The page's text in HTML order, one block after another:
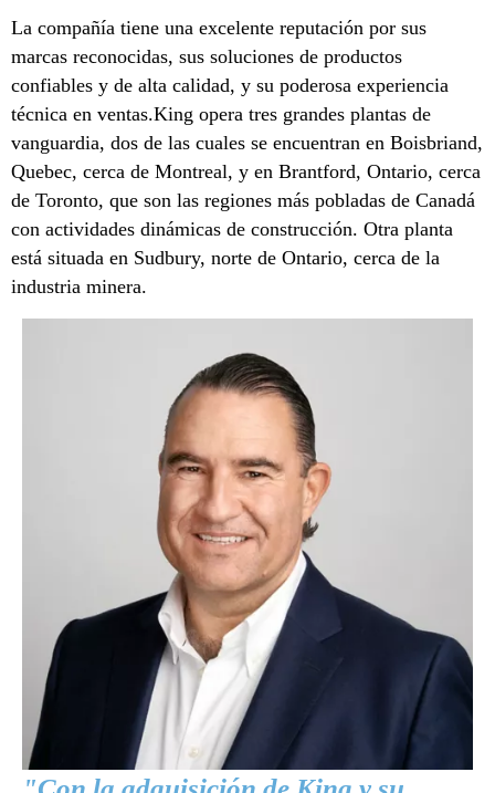
La compañía tiene una excelente reputación por sus
marcas reconocidas, sus soluciones de productos
confiables y de alta calidad, y su poderosa experiencia
técnica en ventas.King opera tres grandes plantas de
vanguardia, dos de las cuales se encuentran en Boisbriand,
Quebec, cerca de Montreal, y en Brantford, Ontario, cerca
de Toronto, que son las regiones más pobladas de Canadá
con actividades dinámicas de construcción. Otra planta
está situada en Sudbury, norte de Ontario, cerca de la
industria minera.